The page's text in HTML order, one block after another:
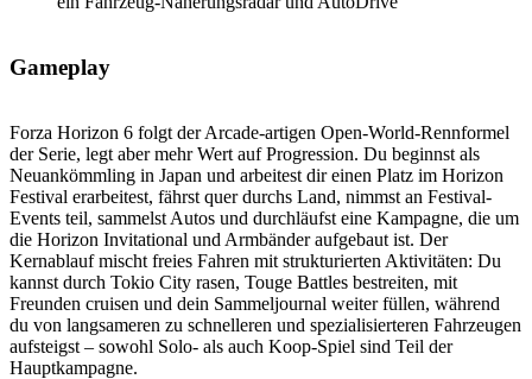
Gameplay
Forza Horizon 6 folgt der Arcade-artigen Open-World-Rennformel
der Serie, legt aber mehr Wert auf Progression. Du beginnst als
Neuankömmling in Japan und arbeitest dir einen Platz im Horizon
Festival erarbeitest, fährst quer durchs Land, nimmst an Festival-
Events teil, sammelst Autos und durchläufst eine Kampagne, die um
die Horizon Invitational und Armbänder aufgebaut ist. Der
Kernablauf mischt freies Fahren mit strukturierten Aktivitäten: Du
kannst durch Tokio City rasen, Touge Battles bestreiten, mit
Freunden cruisen und dein Sammeljournal weiter füllen, während
du von langsameren zu schnelleren und spezialisierteren Fahrzeugen
aufsteigst – sowohl Solo- als auch Koop-Spiel sind Teil der
Hauptkampagne.